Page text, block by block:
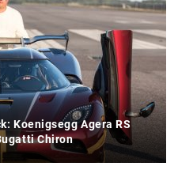
Koenigsegg Agera RS
Chiron